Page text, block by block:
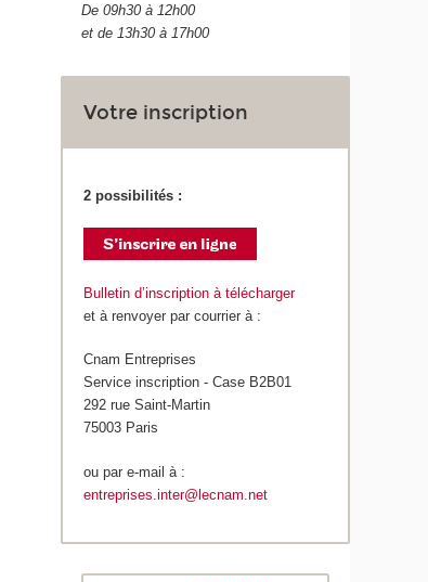
De 09h30 à 12h00
et de 13h30 à 17h00
Votre inscription
2 possibilités :
Bulletin d’inscription à télécharger
et à renvoyer par courrier à :
Cnam Entreprises
Service inscription - Case B2B01
292 rue Saint-Martin
75003 Paris
ou par e-mail à :
entreprises.inter@lecnam.net